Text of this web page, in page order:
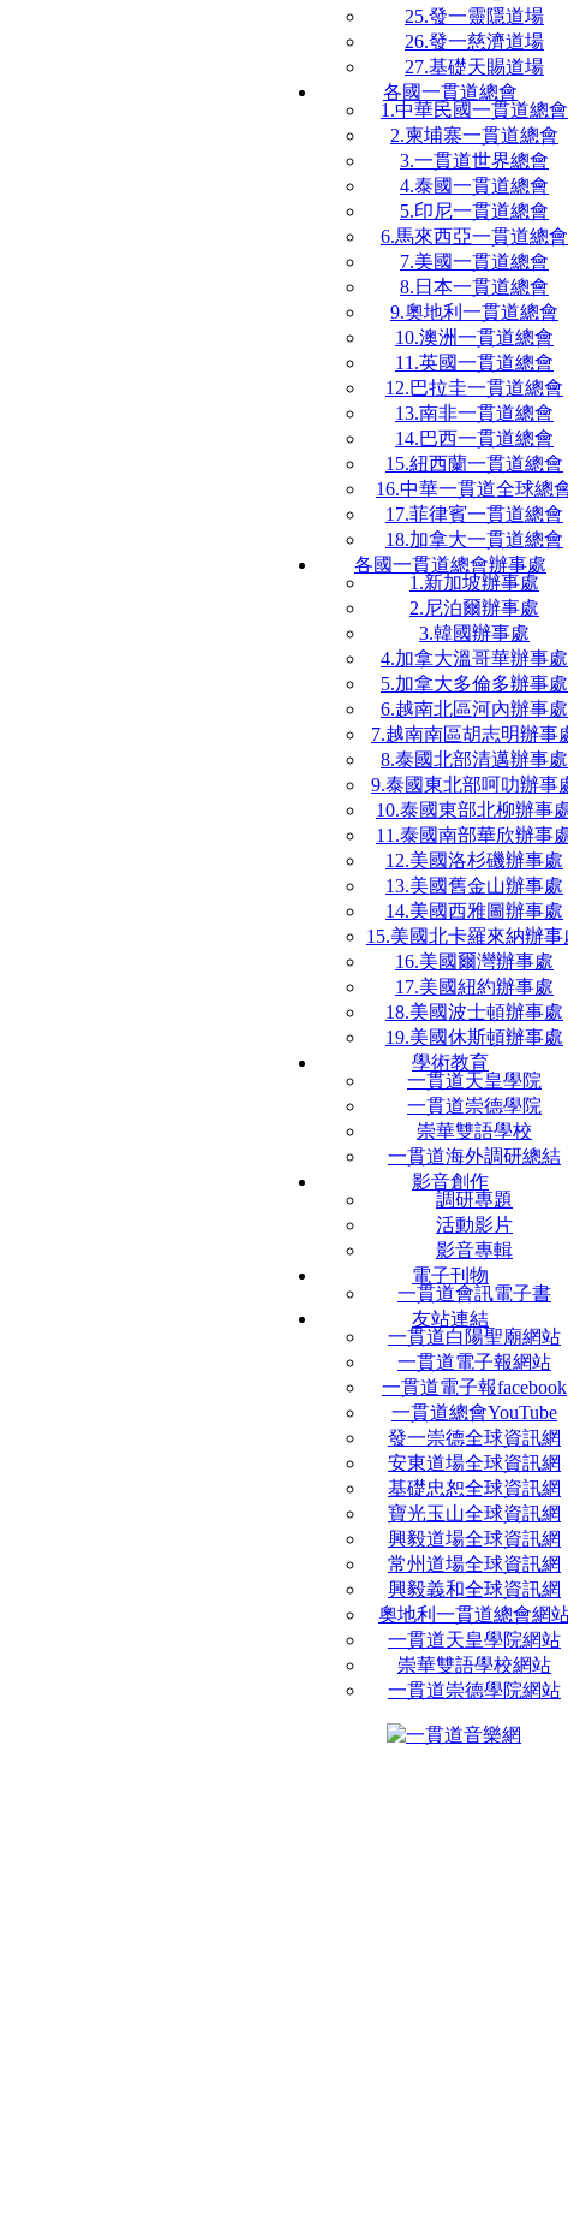
25.發一靈隱道場
26.發一慈濟道場
27.基礎天賜道場
各國一貫道總會
1.中華民國一貫道總會
2.柬埔寨一貫道總會
3.一貫道世界總會
4.泰國一貫道總會
5.印尼一貫道總會
6.馬來西亞一貫道總會
7.美國一貫道總會
8.日本一貫道總會
9.奧地利一貫道總會
10.澳洲一貫道總會
11.英國一貫道總會
12.巴拉圭一貫道總會
13.南非一貫道總會
14.巴西一貫道總會
15.紐西蘭一貫道總會
16.中華一貫道全球總
17.菲律賓一貫道總會
18.加拿大一貫道總會
各國一貫道總會辦事處
1.新加坡辦事處
2.尼泊爾辦事處
3.韓國辦事處
4.加拿大溫哥華辦事處
5.加拿大多倫多辦事處
6.越南北區河內辦事處
7.越南南區胡志明辦事
8.泰國北部清邁辦事處
9.泰國東北部呵叻辦事
10.泰國東部北柳辦事
11.泰國南部華欣辦事
12.美國洛杉磯辦事處
13.美國舊金山辦事處
14.美國西雅圖辦事處
15.美國北卡羅來納辦事
16.美國爾灣辦事處
17.美國紐約辦事處
18.美國波士頓辦事處
19.美國休斯頓辦事處
學術教育
一貫道天皇學院
一貫道崇德學院
崇華雙語學校
一貫道海外調研總結
影音創作
調研專題
活動影片
影音專輯
電子刊物
一貫道會訊電子書
友站連結
一貫道白陽聖廟網站
一貫道電子報網站
一貫道電子報facebook
一貫道總會YouTube
發一崇德全球資訊網
安東道場全球資訊網
基礎忠恕全球資訊網
寶光玉山全球資訊網
興毅道場全球資訊網
常州道場全球資訊網
興毅義和全球資訊網
奧地利一貫道總會網
一貫道天皇學院網站
崇華雙語學校網站
一貫道崇德學院網站